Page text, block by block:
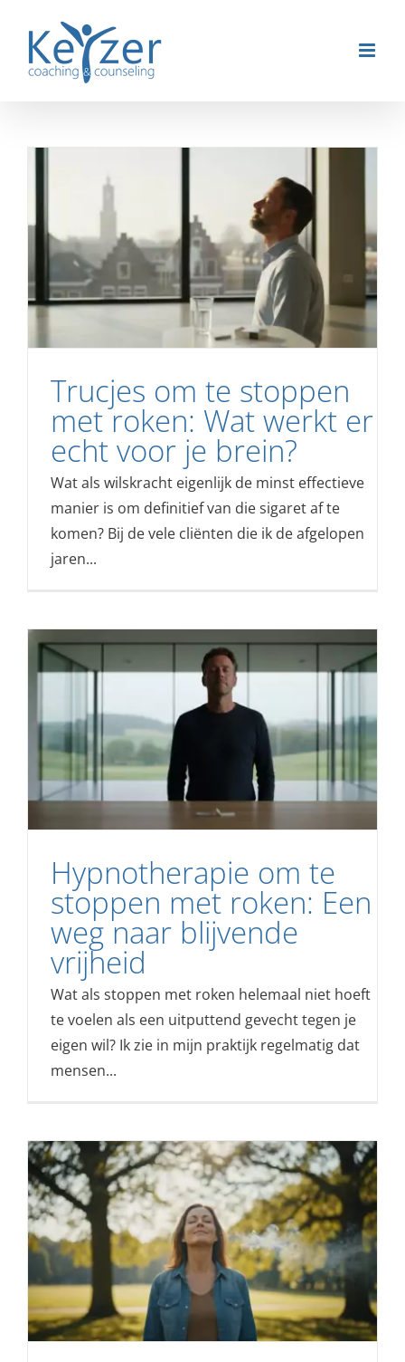
naar
inhoud
Trucjes om te stoppen
met roken: Wat werkt er
echt voor je brein?
Wat als wilskracht eigenlijk de minst effectieve
manier is om definitief van die sigaret af te
komen? Bij de vele cliënten die ik de afgelopen
jaren...
Hypnotherapie om te
stoppen met roken: Een
weg naar blijvende
vrijheid
Wat als stoppen met roken helemaal niet hoeft
te voelen als een uitputtend gevecht tegen je
eigen wil? Ik zie in mijn praktijk regelmatig dat
mensen...